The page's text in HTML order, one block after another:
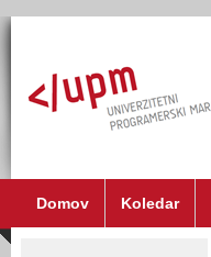
Domov Koledar